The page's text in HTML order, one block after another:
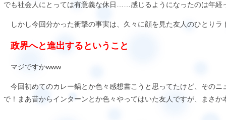
でも社会人にとっては有意義な休日……感じるようになったのは年経
しかし今回分かった衝撃の事実は、久々に顔を見た友人のひとりラ
政界へと進出するということ
マジですかwww
今回初めてのカレー鍋とか色々感想書こうと思ってたけど、そのニ
で！まあ昔からインターンとか色々やってはいた友人ですが、まさ